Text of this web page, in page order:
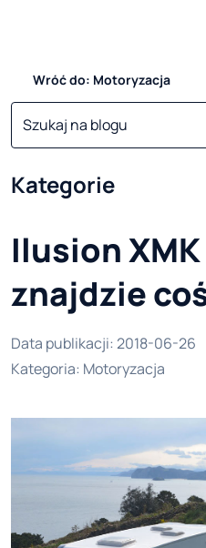
Wróć do: Motoryzacja
Kategorie
Ilusion
znajdzie
Data publikacji: 2018-06-26
Kategoria: Motoryzacja